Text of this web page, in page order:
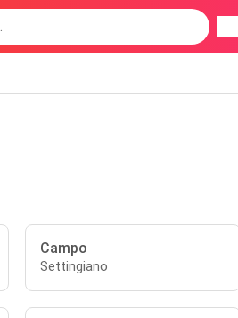
Campo
Settingiano